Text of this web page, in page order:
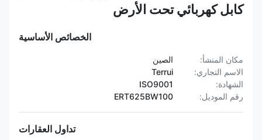
كابل كهربائي تحت الأرض
الخصائص الأساسية
مكان المنشأ:
الصين
الاسم التجاري:
Terrui
الشهادة:
ISO9001
رقم الموديل:
ERT625BW100
تداول العقارات